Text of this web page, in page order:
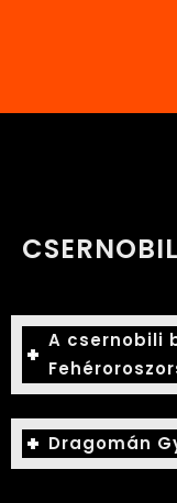
A csernobili
Dragomán